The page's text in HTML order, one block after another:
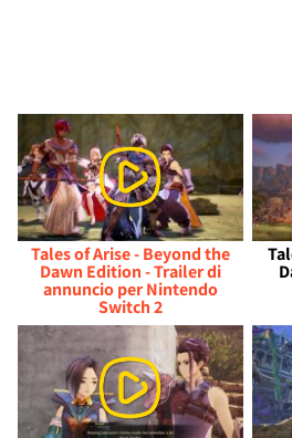
Tales of Arise - Beyond the
Dawn Edition - Trailer di
annuncio per Nintendo
Switch 2